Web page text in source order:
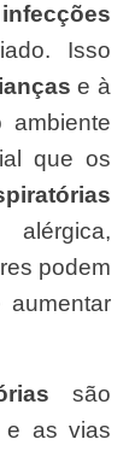
Isso
e à
que os
podem
aumentar
são
e as vias